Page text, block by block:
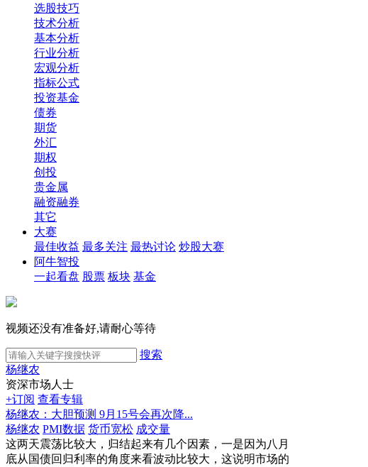
选股技巧
技术分析
基本分析
行业分析
宏观分析
指标公式
投资基金
债券
期货
外汇
期权
创投
贵金属
融资融券
其它
大赛
最佳收益 最多关注 最热讨论 炒股大赛
阿牛智投
一起看盘 股票 板块 基金
视频还没有准备好,请耐心等待
搜索
杨继农
资深市场人士
+订阅 查看专辑
杨继农：大胆预测 9月15号会再次降...
杨继农 PMI数据 货币宽松 成交量
这两天震荡比较大，归结起来有几个因素，一是因为八月
底从国债回归利率的角度来看波动比较大，这说明市场的